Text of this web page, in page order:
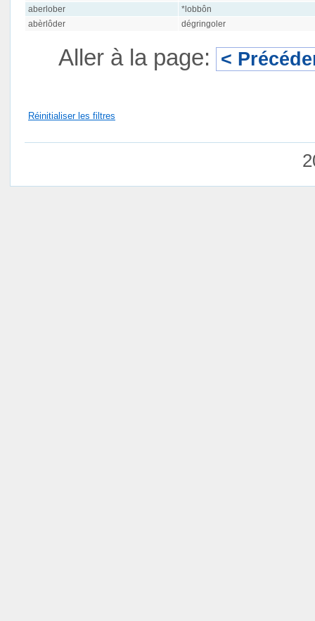
aberlober
*lobbôn
abèrlôder
dégringoler
Aller à la page: <
Réinitialiser les filtres